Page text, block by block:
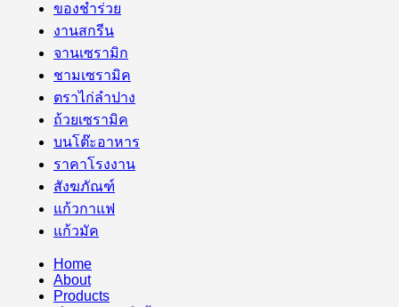
ของชำร่วย
งานสกรีน
จานเซรามิก
ชามเซรามิค
ตราไก่ลำปาง
ถ้วยเซรามิค
บนโต๊ะอาหาร
ราคาโรงงาน
สังฆภัณฑ์
แก้วกาแฟ
แก้วมัค
Home
About
Products